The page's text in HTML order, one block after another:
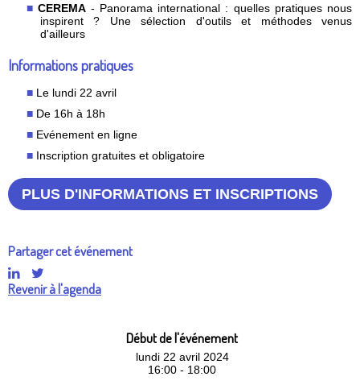
CEREMA - Panorama international : quelles pratiques nous
inspirent ? Une sélection d'outils et méthodes venus
d'ailleurs
Informations pratiques
Le lundi 22 avril
De 16h à 18h
Evénement en ligne
Inscription gratuites et obligatoire
PLUS D'INFORMATIONS ET INSCRIPTIONS
Partager cet événement
Revenir à l'agenda
Début de l'événement
lundi 22 avril 2024
16:00 - 18:00